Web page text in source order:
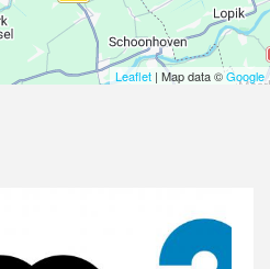
Leaflet | Map data ©Google